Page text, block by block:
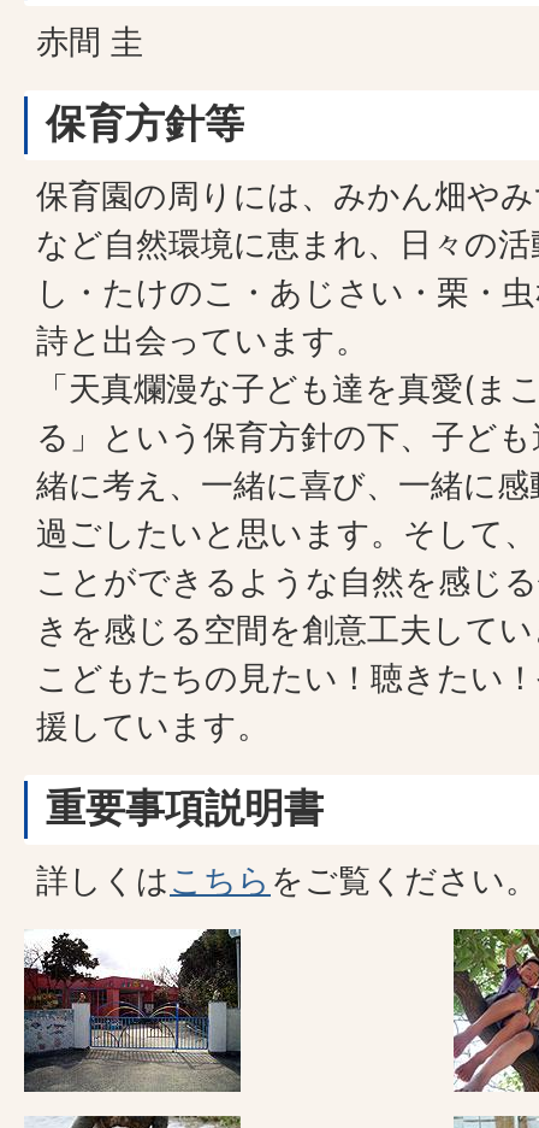
赤間 圭
保育方針等
保育園の周りには、みかん畑や
など自然環境に恵まれ、日々の
し・たけのこ・あじさい・栗・
詩と出会っています。
「天真爛漫な子ども達を真愛(ま
る」という保育方針の下、子ど
緒に考え、一緒に喜び、一緒に
過ごしたいと思います。そして
ことができるような自然を感じ
きを感じる空間を創意工夫して
こどもたちの見たい！聴きたい
援しています。
重要事項説明書
詳しくはこちら をご覧ください。